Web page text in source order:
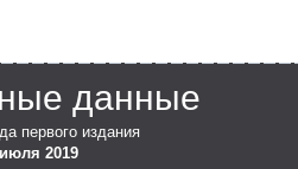
данные
первого издания
2019